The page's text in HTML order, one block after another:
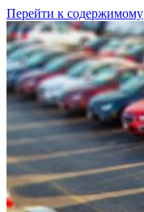
Перейти к содержимому